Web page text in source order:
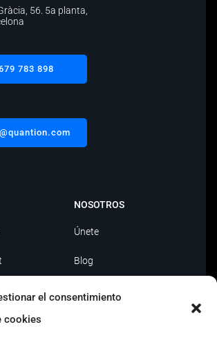
el consentimiento
cookies
56. 5a planta
783 898
NOSOTROS
Únete
Blog